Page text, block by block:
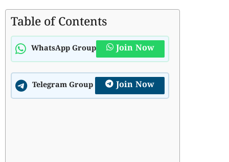
Table of Contents
WhatsApp Group Join Now
Telegram Group Join Now